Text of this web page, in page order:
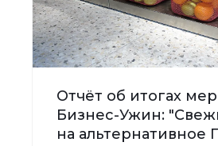
Отчёт об итогах
Бизнес-Ужин:
на альтернативное